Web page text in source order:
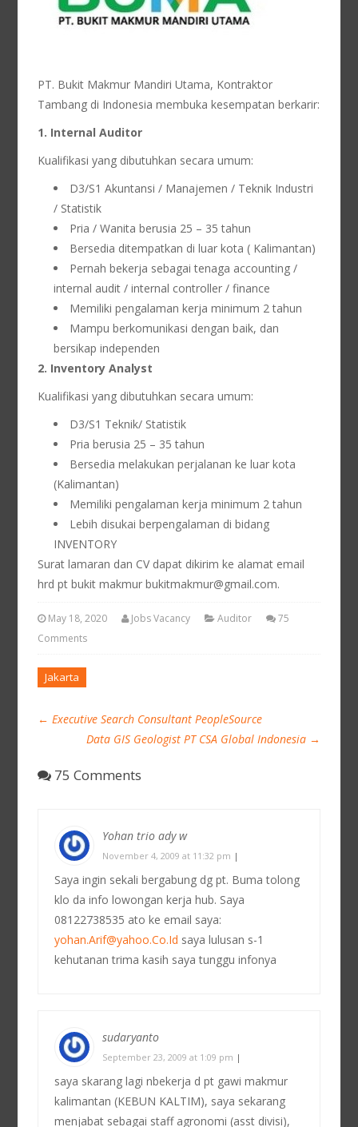
PT. Bukit Makmur Mandiri Utama, Kontraktor
Tambang di Indonesia membuka kesempatan berkarir:
1. Internal Auditor
Kualifikasi yang dibutuhkan secara umum:
D3/S1 Akuntansi / Manajemen / Teknik Industri
/ Statistik
Pria / Wanita berusia 25 – 35 tahun
Bersedia ditempatkan di luar kota ( Kalimantan)
Pernah bekerja sebagai tenaga accounting /
internal audit / internal controller / finance
Memiliki pengalaman kerja minimum 2 tahun
Mampu berkomunikasi dengan baik, dan
bersikap independen
2. Inventory Analyst
Kualifikasi yang dibutuhkan secara umum:
D3/S1 Teknik/ Statistik
Pria berusia 25 – 35 tahun
Bersedia melakukan perjalanan ke luar kota
(Kalimantan)
Memiliki pengalaman kerja minimum 2 tahun
Lebih disukai berpengalaman di bidang
INVENTORY
Surat lamaran dan CV dapat dikirim ke alamat email
hrd pt bukit makmur bukitmakmur@gmail.com.
May 18, 2020 Jobs Vacancy Auditor
75
Comments
Jakarta
← Executive Search Consultant PeopleSource
Data GIS Geologist PT CSA Global Indonesia →
75 Comments
Yohan trio ady w
November 4, 2009 at 11:32 pm |
Saya ingin sekali bergabung dg pt. Buma tolong
klo da info lowongan kerja hub. Saya
08122738535 ato ke email saya:
yohan.Arif@yahoo.Co.Id saya lulusan s-1
kehutanan trima kasih saya tunggu infonya
sudaryanto
September 23, 2009 at 1:09 pm |
saya skarang lagi nbekerja d pt gawi makmur
kalimantan (KEBUN KALTIM), saya sekarang
menjabat sebagai staff agronomi (asst divisi),